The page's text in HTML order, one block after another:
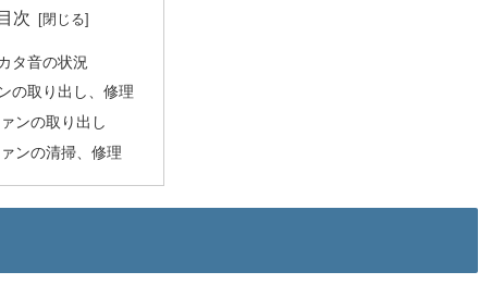
目次
タ音の状況
の取り出し、修理
ンの取り出し
ンの清掃、修理